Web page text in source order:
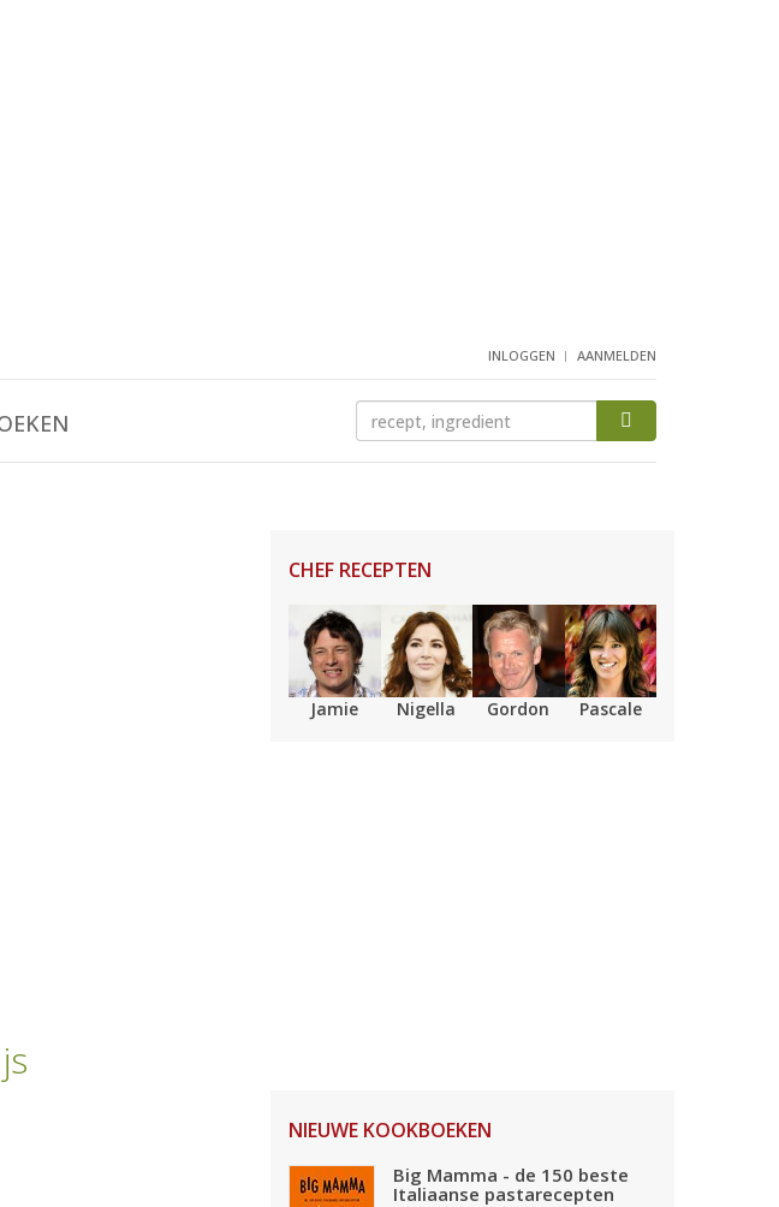
INLOGGEN AANMELDEN
CHEF RECEPTEN
Jamie Nigella Gordon Pascale
NIEUWE KOOKBOEKEN
Big Mamma - de 150 beste
Italiaanse pastarecepten